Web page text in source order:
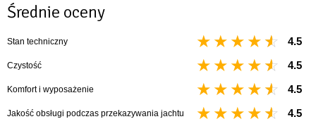
Średnie oceny
Stan techniczny 4.5
Czystość 4.5
Komfort i wyposażenie 4.5
Jakość obsługi podczas przekazywania jachtu 4.5